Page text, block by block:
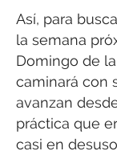
Así, para
la semana
Domingo de
caminará con
avanzan
práctica que
casi en